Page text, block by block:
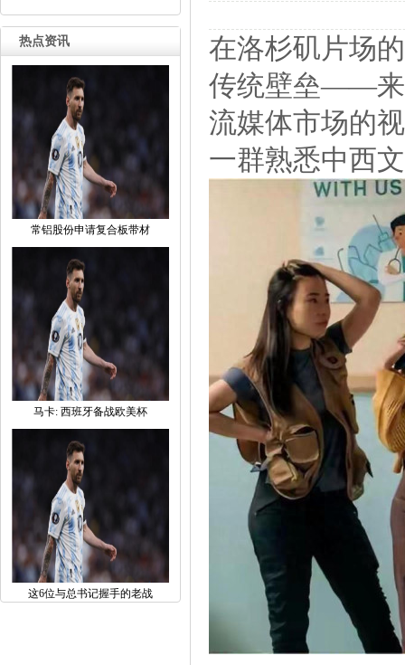
热点资讯
常铝股份申请复合板带材
马卡:西班牙备战欧美杯
这6位与总书记握手的老战
在洛杉矶片场
传统壁垒——来
流媒体市场的
一群熟悉中西